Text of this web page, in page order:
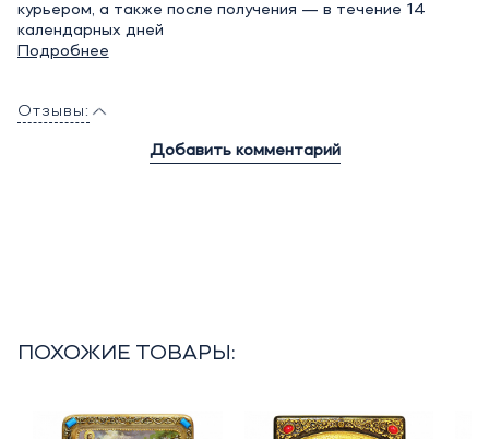
курьером, а также после получения — в течение 14
календарных дней
Подробнее
Отзывы:
Добавить комментарий
ПОХОЖИЕ ТОВАРЫ: